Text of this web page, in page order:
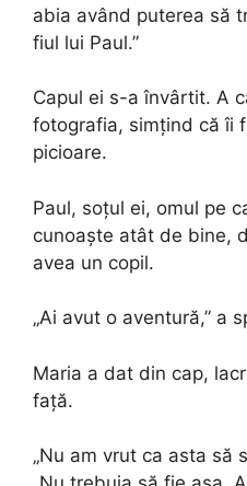
abia având puterea să
fiul lui Paul.”
Capul ei s-a învârtit. A
fotografia, simțind că îi
picioare.
Paul, soțul ei, omul pe
cunoaște atât de bine,
avea un copil.
„Ai avut o aventură,” a
Maria a dat din cap,
față.
„Nu am vrut ca asta să